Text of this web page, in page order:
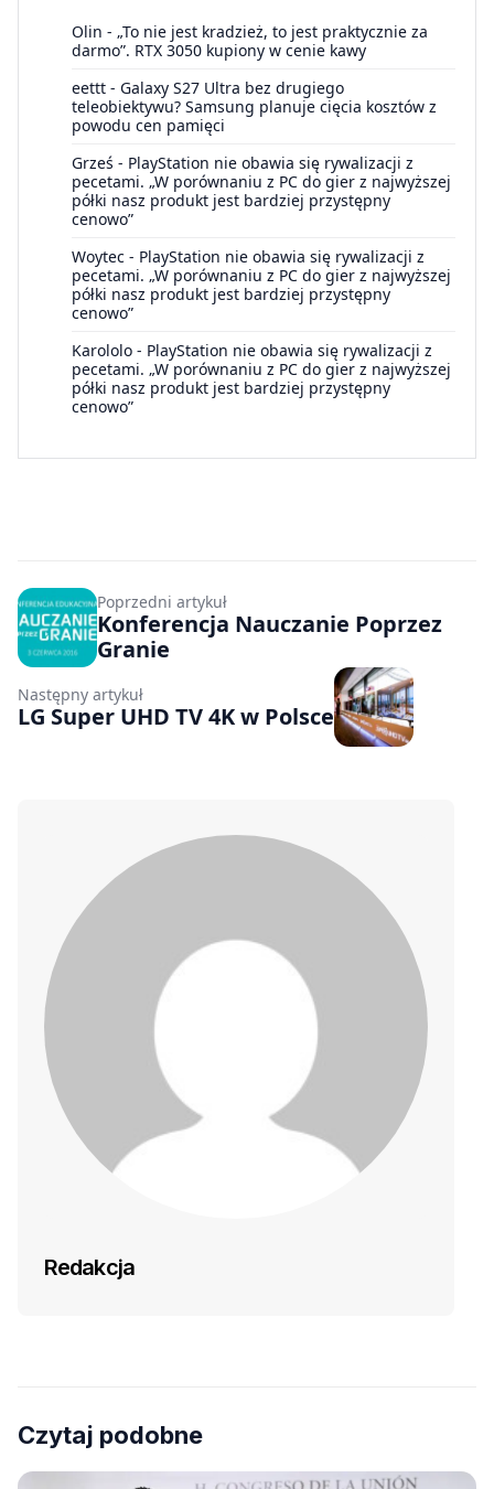
Olin - „To nie jest kradzież, to jest praktycznie za
darmo”. RTX 3050 kupiony w cenie kawy
eettt - Galaxy S27 Ultra bez drugiego
teleobiektywu? Samsung planuje cięcia kosztów z
powodu cen pamięci
Grześ - PlayStation nie obawia się rywalizacji z
pecetami. „W porównaniu z PC do gier z najwyższej
półki nasz produkt jest bardziej przystępny
cenowo”
Woytec - PlayStation nie obawia się rywalizacji z
pecetami. „W porównaniu z PC do gier z najwyższej
półki nasz produkt jest bardziej przystępny
cenowo”
Karololo - PlayStation nie obawia się rywalizacji z
pecetami. „W porównaniu z PC do gier z najwyższej
półki nasz produkt jest bardziej przystępny
cenowo”
Poprzedni artykuł
Konferencja Nauczanie Poprzez
Granie
Następny artykuł
LG Super UHD TV 4K w Polsce
Redakcja
Czytaj podobne